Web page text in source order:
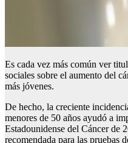
Es cada vez más común ver
sociales sobre el aumento del
más jóvenes.
De hecho, la creciente
menores de 50 años ayudó a
Estadounidense del Cáncer de
recomendada para las pruebas